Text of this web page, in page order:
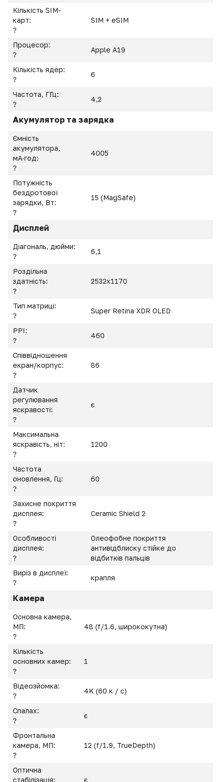
Кількість SIM-
карт:
?
SIM + eSIM
Процесор:
?
Apple A19
Кількість ядер:
?
6
Частота, ГГц:
?
4,2
Акумулятор та зарядка
Ємність
акумулятора,
мА·год:
?
4005
Потужність
бездротової
зарядки, Вт:
?
15 (MagSafe)
Дисплей
Діагональ, дюйми:
?
6,1
Роздільна
здатність:
?
2532x1170
Тип матриці:
?
Super Retina XDR OLED
PPI:
?
460
Співвідношення
екран/корпус:
?
86
Датчик
регулювання
яскравості:
?
є
Максимальна
яскравість, ніт:
?
1200
Частота
оновлення, Гц:
?
60
Захисне покриття
дисплея:
?
Ceramic Shield 2
Особливості
дисплея:
?
Олеофобне покриття
антивідблиску стійке до
відбитків пальців
Виріз в дисплеї:
?
крапля
Камера
Основна камера,
МП:
?
48 (f/1.6, ширококутна)
Кількість
основних камер:
?
1
Відеозйомка:
?
4K (60 к / с)
Спалах:
?
є
Фронтальна
камера, МП:
?
12 (f/1.9, TrueDepth)
Оптична
стабілізація:
є